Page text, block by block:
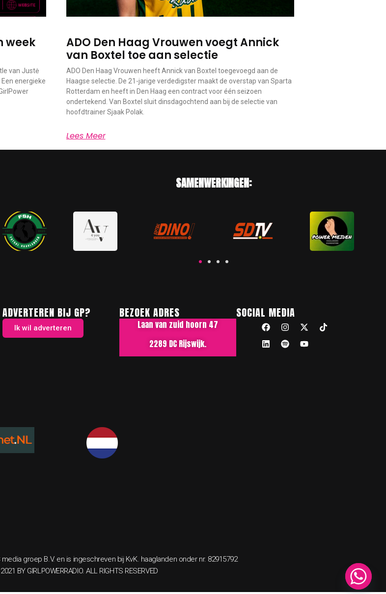
week
van Justė
energieke
ADO Den Haag Vrouwen voegt Annick
van Boxtel toe aan selectie
ADO Den Haag Vrouwen heeft Annick van Boxtel toegevoegd aan de
Haagse selectie. De 21-jarige verdedigster maakt de overstap van Sparta
Rotterdam en heeft in Den Haag een contract voor één seizoen
ondertekend. Van Boxtel sluit dinsdagochtend aan bij de selectie van
hoofdtrainer Sjaak Polak.
Lees Meer
SAMENWERKINGEN:
ADVERTEREN BIJ GP?
Ik wil adverteren
BEZOEK ADRES
Laan van zuid hoorn 47
2289 DC Rijswijk.
SOCIAL MEDIA
groep B.V. en is ingeschreven bij KvK. haaglanden onder nr. 82915792
BY GIRLPOWERRADIO. ALL RIGHTS RESERVED